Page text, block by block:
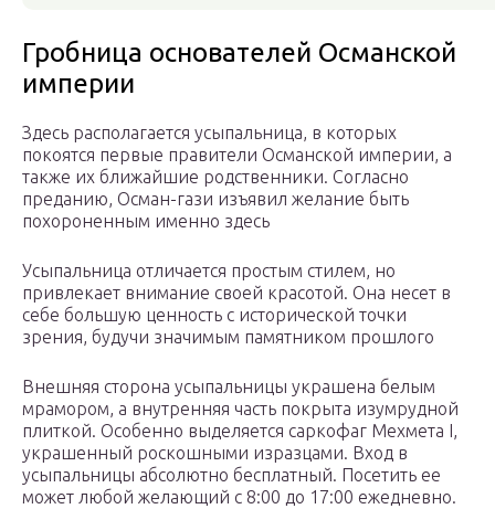
Гробница основателей Османской
империи
Здесь располагается усыпальница, в которых
покоятся первые правители Османской империи, а
также их ближайшие родственники. Согласно
преданию, Осман-гази изъявил желание быть
похороненным именно здесь
Усыпальница отличается простым стилем, но
привлекает внимание своей красотой. Она несет в
себе большую ценность с исторической точки
зрения, будучи значимым памятником прошлого
Внешняя сторона усыпальницы украшена белым
мрамором, а внутренняя часть покрыта изумрудной
плиткой. Особенно выделяется саркофаг Мехмета I,
украшенный роскошными изразцами. Вход в
усыпальницы абсолютно бесплатный. Посетить ее
может любой желающий с 8:00 до 17:00 ежедневно.